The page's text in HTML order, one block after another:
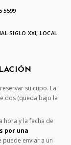
5599
SIGLO XXI, LOCAL
su cupo. La
dos (queda bajo la
hora y la fecha de
por una
puede enviar a un